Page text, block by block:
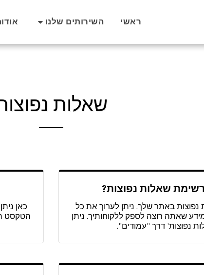
ראשי השירותים שלנו
שאלות
שאלות נפוצות?
נפוצות באתר שלך. ניתן לערוך את כל
שאתה רוצה לספק ללקוחותיך. ניתן
נפוצות' דרך "עמודים".
כאן
הטקסט